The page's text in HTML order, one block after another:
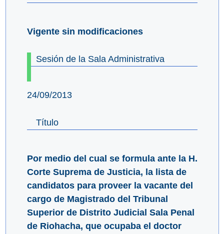
Vigente sin modificaciones
Sesión de la Sala Administrativa
24/09/2013
Título
Por medio del cual se formula ante la H.
Corte Suprema de Justicia, la lista de
candidatos para proveer la vacante del
cargo de Magistrado del Tribunal
Superior de Distrito Judicial Sala Penal
de Riohacha, que ocupaba el doctor